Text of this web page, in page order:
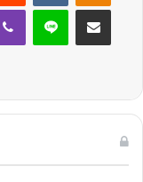
Viber Line E-Posta ile